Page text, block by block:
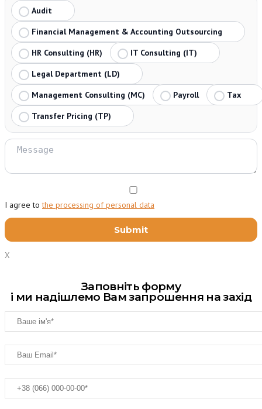
Audit
Financial Management & Accounting Outsourcing
HR Consulting (HR)
IT Consulting (IT)
Legal Department (LD)
Management Consulting (MC)
Payroll
Tax
Transfer Pricing (TP)
I agree tothe processing of personal data
X
Заповніть форму
і ми надішлемо Вам запрошення на захід